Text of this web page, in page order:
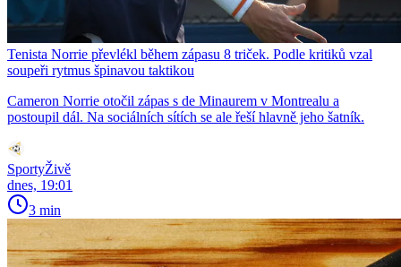
Tenista Norrie převlékl během zápasu 8 triček. Podle kritiků vzal
soupeři rytmus špinavou taktikou
Cameron Norrie otočil zápas s de Minaurem v Montrealu a
postoupil dál. Na sociálních sítích se ale řeší hlavně jeho šatník.
SportyŽivě
dnes, 19:01
3 min